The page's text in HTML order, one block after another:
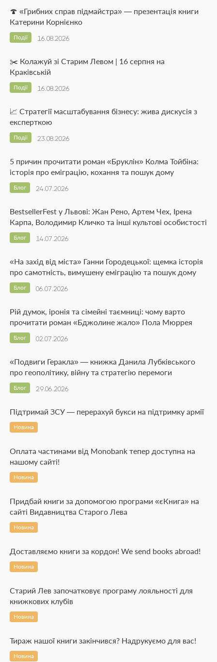
🍄 «Грибних справ підмайстра» — презентація книги
Катерини Корнієнко
16.08.2026
Події
✂️ Колажуй зі Старим Левом | 16 серпня на
Краківській
16.08.2026
Події
📈 Стратегії масштабування бізнесу: жива дискусія з
експерткою
23.08.2026
Події
5 причин прочитати роман «Бруклін» Колма Тойбіна:
історія про еміграцію, кохання та пошук дому
24.07.2026
Блог
BestsellerFest у Львові: Жан Рено, Артем Чех, Ірена
Карпа, Володимир Кличко та інші культові особистості
14.07.2026
Блог
«На захід від міста» Ганни Городецької: щемка історія
про самотність, вимушену еміграцію та пошук дому
06.07.2026
Блог
Рій думок, іронія та сімейні таємниці: чому варто
прочитати роман «Бджолине жало» Пола Мюррея
02.07.2026
Блог
«Подвиги Геракла» — книжка Данила Лубківського
про геополітику, війну та стратегію перемоги
29.06.2026
Блог
Підтримай ЗСУ — перерахуй букси на підтримку армії
Новина
Оплата частинами від Monobank тепер доступна на
нашому сайті!
Новина
Придбай книги за допомогою програми «єКнига» на
сайті Видавництва Старого Лева
Новина
Доставляємо книги за кордон! We send books abroad!
Новина
Старий Лев започатковує програму лояльності для
книжкових клубів
Новина
Тираж нашої книги закінчився? Надрукуємо для вас!
Новина